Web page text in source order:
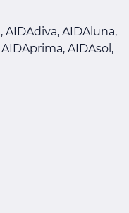
AIDAdiva, AIDAluna,
AIDAsol,